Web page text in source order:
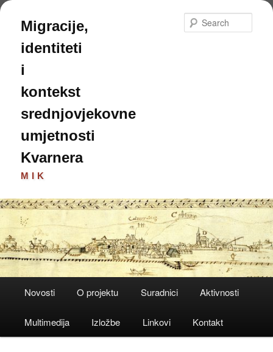
Skip
primary
content
Migracije,
identiteti
i
kontekst
srednjovjekovne
umjetnosti
Kvarnera
MIK
Novosti O projektu Suradnici Aktivnosti
Multimedija Izložbe Linkovi Kontakt